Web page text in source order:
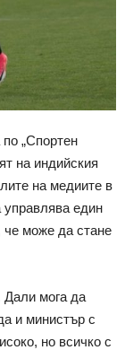
„Спортен
на индийския
на медиите в
един
че може да стане
Дали мога да
и министър с
но всичко с